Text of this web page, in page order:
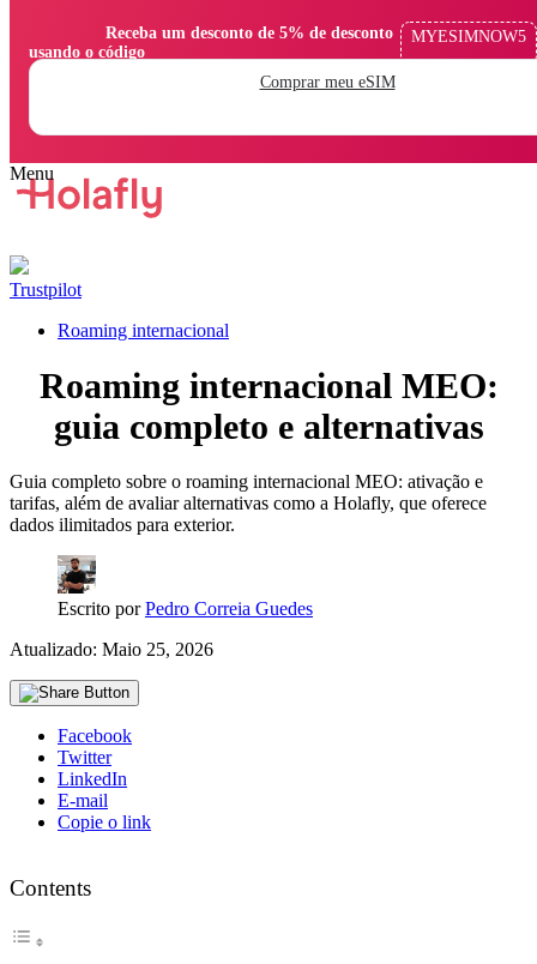
usando o código
MYESIMNOW5
Comprar meu eSIM
Trustpilot
Roaming internacional
Roaming internacional MEO:
guia completo e alternativas
Guia completo sobre o roaming internacional MEO: ativação e
tarifas, além de avaliar alternativas como a Holafly, que oferece
dados ilimitados para exterior.
Escrito porPedro Correia Guedes
Atualizado: Maio 25, 2026
Facebook
Twitter
LinkedIn
E-mail
Copie o link
Contents